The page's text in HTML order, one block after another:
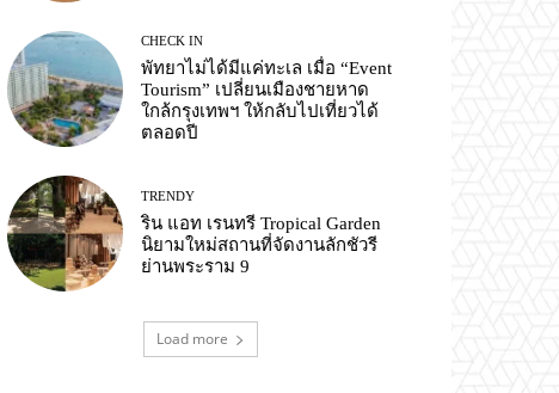
CHECK IN
พัทยาไม่ได้มีแค่ทะเล เมื่อ “Event
Tourism” เปลี่ยนเมืองชายหาด
ใกล้กรุงเทพฯ ให้กลับไปเที่ยวได้
ตลอดปี
TRENDY
ริน แอท เรนทรี Tropical Garden
นิยามใหม่สถานที่จัดงานลักชัวรี
ย่านพระราม 9
Load more